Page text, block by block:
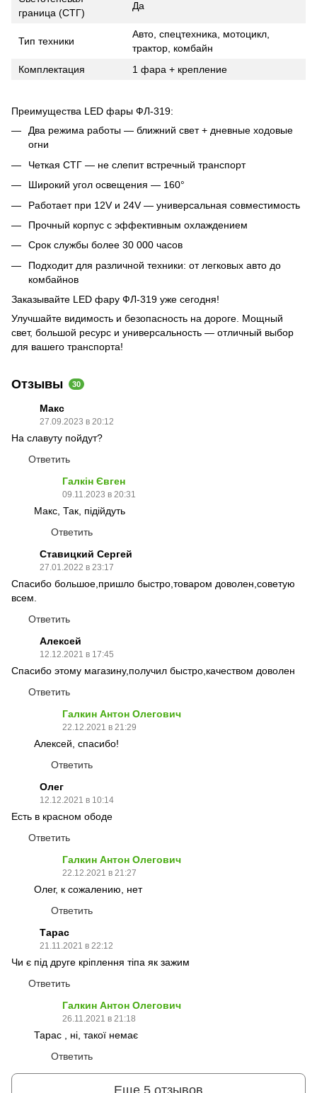
граница (СТГ)
Да
Тип техники
Авто, спецтехника, мотоцикл,
трактор, комбайн
Комплектация
1 фара + крепление
Преимущества LED фары ФЛ-319:
Два режима работы — ближний свет + дневные ходовые
огни
Четкая СТГ — не слепит встречный транспорт
Широкий угол освещения — 160°
Работает при 12V и 24V — универсальная совместимость
Прочный корпус с эффективным охлаждением
Срок службы более 30 000 часов
Подходит для различной техники: от легковых авто до
комбайнов
Заказывайте LED фару ФЛ-319 уже сегодня!
Улучшайте видимость и безопасность на дороге. Мощный
свет, большой ресурс и универсальность — отличный выбор
для вашего транспорта!
Отзывы 30
Макс
27.09.2023 в 20:12
На славуту пойдут?
Ответить
Галкін Євген
09.11.2023 в 20:31
Макс, Так, підійдуть
Ответить
Ставицкий Сергей
27.01.2022 в 23:17
Спасибо большое,пришло быстро,товаром доволен,советую
всем.
Ответить
Алексей
12.12.2021 в 17:45
Спасибо этому магазину,получил быстро,качеством доволен
Ответить
Галкин Антон Олегович
22.12.2021 в 21:29
Алексей, спасибо!
Ответить
Олег
12.12.2021 в 10:14
Есть в красном ободе
Ответить
Галкин Антон Олегович
22.12.2021 в 21:27
Олег, к сожалению, нет
Ответить
Тарас
21.11.2021 в 22:12
Чи є під друге кріплення тіпа як зажим
Ответить
Галкин Антон Олегович
26.11.2021 в 21:18
Тарас , ні, такої немає
Ответить
Еще 5 отзывов